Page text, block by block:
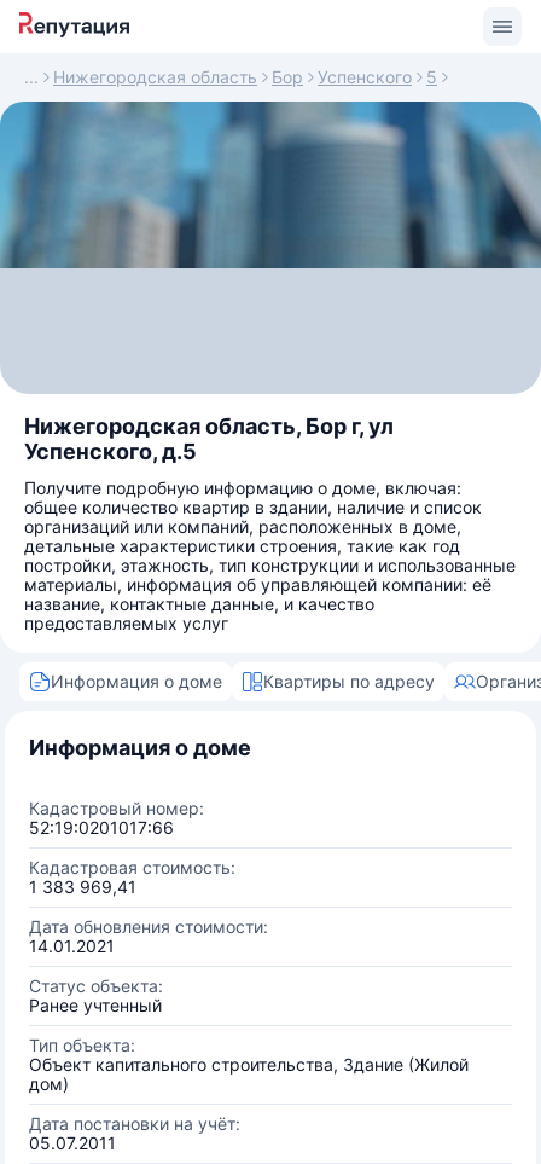
Нижегородская область Бор Успенского 5
Нижегородская область, Бор г, ул
Успенского, д.5
Получите подробную информацию о доме, включая:
общее количество квартир в здании, наличие и список
организаций или компаний, расположенных в доме,
детальные характеристики строения, такие как год
постройки, этажность, тип конструкции и использованные
материалы, информация об управляющей компании: её
название, контактные данные, и качество
предоставляемых услуг
Информация о доме Квартиры по адресу
Информация о доме
Кадастровый номер:
52:19:0201017:66
Кадастровая стоимость:
1 383 969,41
Дата обновления стоимости:
14.01.2021
Статус объекта:
Ранее учтенный
Тип объекта:
Объект капитального строительства, Здание (Жилой
дом)
Дата постановки на учёт:
05.07.2011